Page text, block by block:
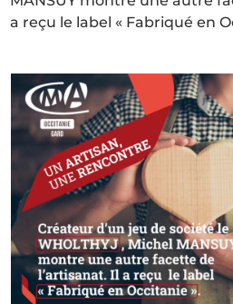
a reçu le label « Fabriqué en